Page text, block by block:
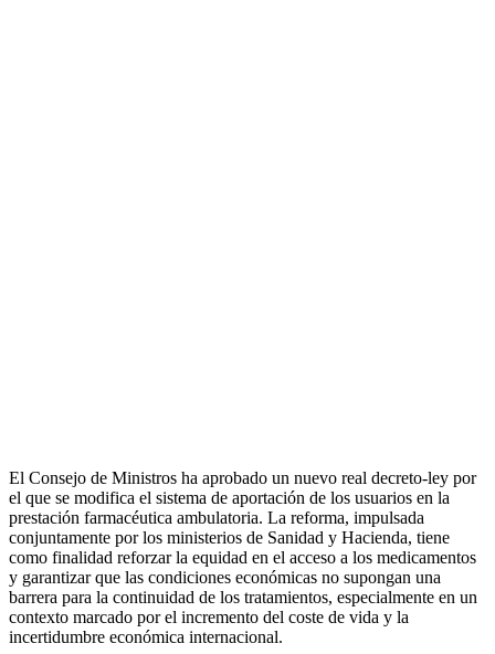
El Consejo de Ministros ha aprobado un nuevo real decreto-ley por
el que se modifica el sistema de aportación de los usuarios en la
prestación farmacéutica ambulatoria. La reforma, impulsada
conjuntamente por los ministerios de Sanidad y Hacienda, tiene
como finalidad reforzar la equidad en el acceso a los medicamentos
y garantizar que las condiciones económicas no supongan una
barrera para la continuidad de los tratamientos, especialmente en un
contexto marcado por el incremento del coste de vida y la
incertidumbre económica internacional.